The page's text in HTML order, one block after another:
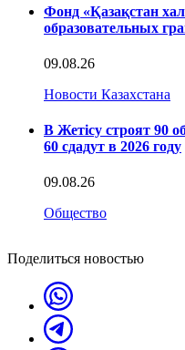
Фонд «Қазақстан
образовательных
09.08.26
Новости Казахстана
В Жетісу строят 90
60 сдадут в 2026 году
09.08.26
Общество
Поделиться новостью